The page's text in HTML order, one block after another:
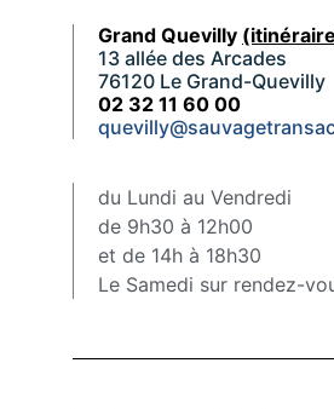
Grand Quevilly
13 allée des Arcades
76120 Le Grand-Quevilly
02 32 11 60 00
du Lundi au Vendredi
de 9h30 à 12h00
et de 14h à 18h30
Le Samedi sur rendez-